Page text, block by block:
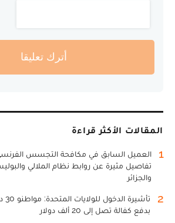
أترك تعليقا
المقالات الأكثر قراءة
1
العميل السابق في مكافحة التجسس
تفاصيل مثيرة عن روابط نظام الملالي
والجزائر
2
بدفع كفالة تصل إلى 20 ألف دولار